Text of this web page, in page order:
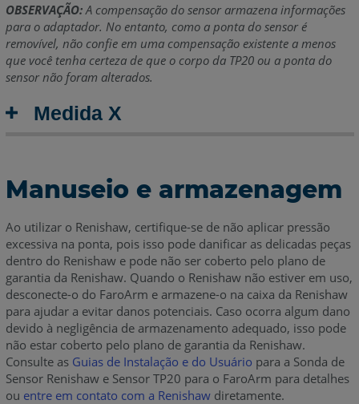
OBSERVAÇÃO:A compensação do sensor armazena informações
para o adaptador. No entanto, como a ponta do sensor é
removível, não confie em uma compensação existente a menos
que você tenha certeza de que o corpo da TP20 ou a ponta do
sensor não foram alterados.
Medida X
Manuseio e armazenagem
Ao utilizar o Renishaw, certifique-se de não aplicar pressão
excessiva na ponta, pois isso pode danificar as delicadas peças
dentro do Renishaw e pode não ser coberto pelo plano de
garantia da Renishaw. Quando o Renishaw não estiver em uso,
desconecte-o do FaroArm e armazene-o na caixa da Renishaw
para ajudar a evitar danos potenciais. Caso ocorra algum dano
devido à negligência de armazenamento adequado, isso pode
não estar coberto pelo plano de garantia da Renishaw.
Consulte as Guias de Instalação e do Usuário para a Sonda de
Sensor Renishaw e Sensor TP20 para o FaroArm para detalhes
ou entre em contato com a Renishawdiretamente.